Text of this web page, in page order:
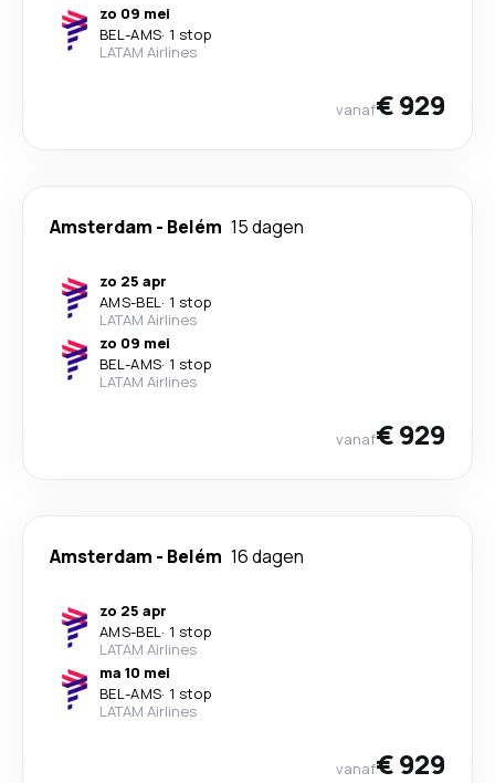
zo 09 mei
BEL-AMS· 1 stop
LATAM Airlines
vanaf€ 929
Amsterdam - Belém 15 dagen
zo 25 apr
AMS-BEL· 1 stop
LATAM Airlines
zo 09 mei
BEL-AMS· 1 stop
LATAM Airlines
vanaf€ 929
Amsterdam - Belém 16 dagen
zo 25 apr
AMS-BEL· 1 stop
LATAM Airlines
ma 10 mei
BEL-AMS· 1 stop
LATAM Airlines
vanaf€ 929